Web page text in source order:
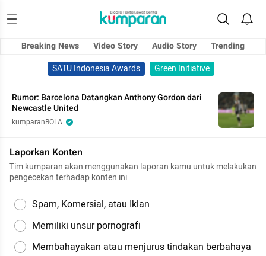
Breaking News Video Story Audio Story
Trending
SATU Indonesia Awards
Green Initiative
Rumor: Barcelona Datangkan Anthony Gordon dari
Newcastle United
kumparanBOLA
Laporkan Konten
Tim kumparan akan menggunakan laporan kamu untuk melakukan
pengecekan terhadap konten ini.
Spam, Komersial, atau Iklan
Memiliki unsur pornografi
Membahayakan atau menjurus tindakan berbahaya